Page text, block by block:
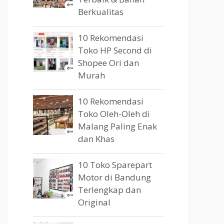
Berkualitas
10 Rekomendasi
Toko HP Second di
Shopee Ori dan
Murah
10 Rekomendasi
Toko Oleh-Oleh di
Malang Paling Enak
dan Khas
10 Toko Sparepart
Motor di Bandung
Terlengkap dan
Original